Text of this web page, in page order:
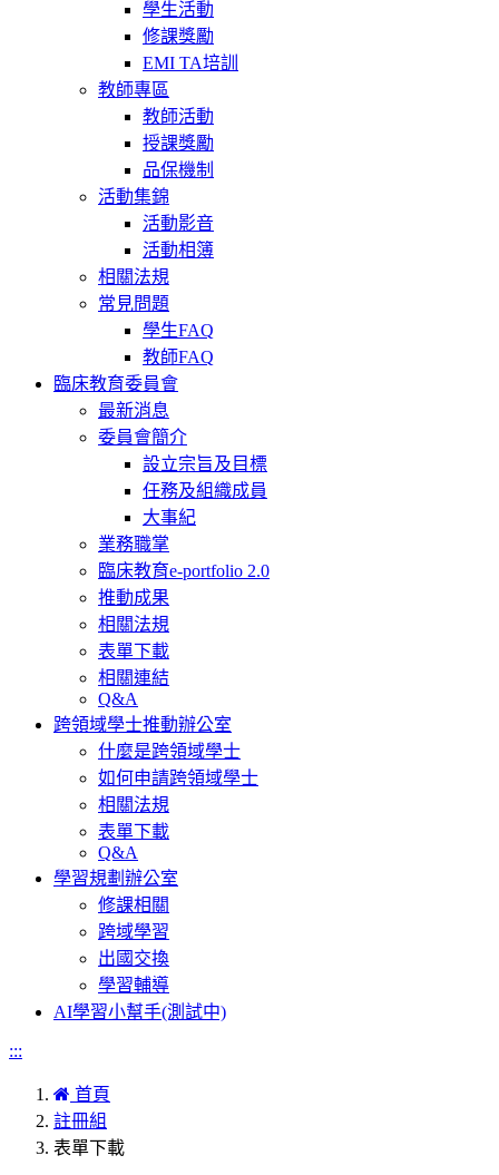
學生活動
修課獎勵
EMI TA培訓
教師專區
教師活動
授課獎勵
品保機制
活動集錦
活動影音
活動相簿
相關法規
常見問題
學生FAQ
教師FAQ
臨床教育委員會
最新消息
委員會簡介
設立宗旨及目標
任務及組織成員
大事紀
業務職掌
臨床教育e-portfolio 2.0
推動成果
相關法規
表單下載
相關連結
Q&A
跨領域學士推動辦公室
什麼是跨領域學士
如何申請跨領域學士
相關法規
表單下載
Q&A
學習規劃辦公室
修課相關
跨域學習
出國交換
學習輔導
AI學習小幫手(測試中)
:::
首頁
註冊組
表單下載